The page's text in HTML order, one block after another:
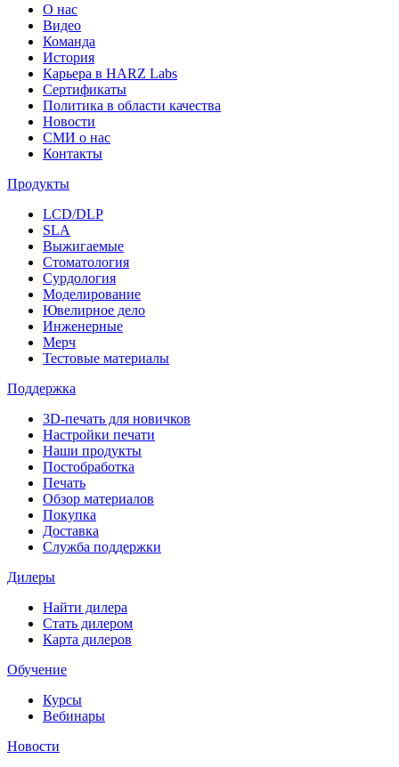
О нас
Видео
Команда
История
Карьера в HARZ Labs
Сертификаты
Политика в области качества
Новости
СМИ о нас
Контакты
Продукты
LCD/DLP
SLA
Выжигаемые
Стоматология
Сурдология
Моделирование
Ювелирное дело
Инженерные
Мерч
Тестовые материалы
Поддержка
3D-печать для новичков
Настройки печати
Наши продукты
Постобработка
Печать
Обзор материалов
Покупка
Доставка
Служба поддержки
Дилеры
Найти дилера
Cтать дилером
Карта дилеров
Обучение
Курсы
Вебинары
Новости